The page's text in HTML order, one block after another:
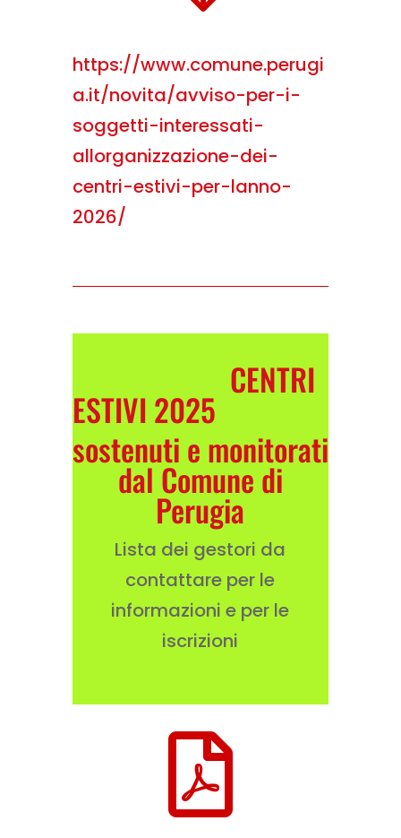
https://www.comune.perugi
a.it/novita/avviso-per-i-
soggetti-interessati-
allorganizzazione-dei-
centri-estivi-per-lanno-
2026/
CENTRI
ESTIVI 2025
sostenuti e monitorati
dal Comune di
Perugia
Lista dei gestori da
contattare per le
informazioni e per le
iscrizioni
